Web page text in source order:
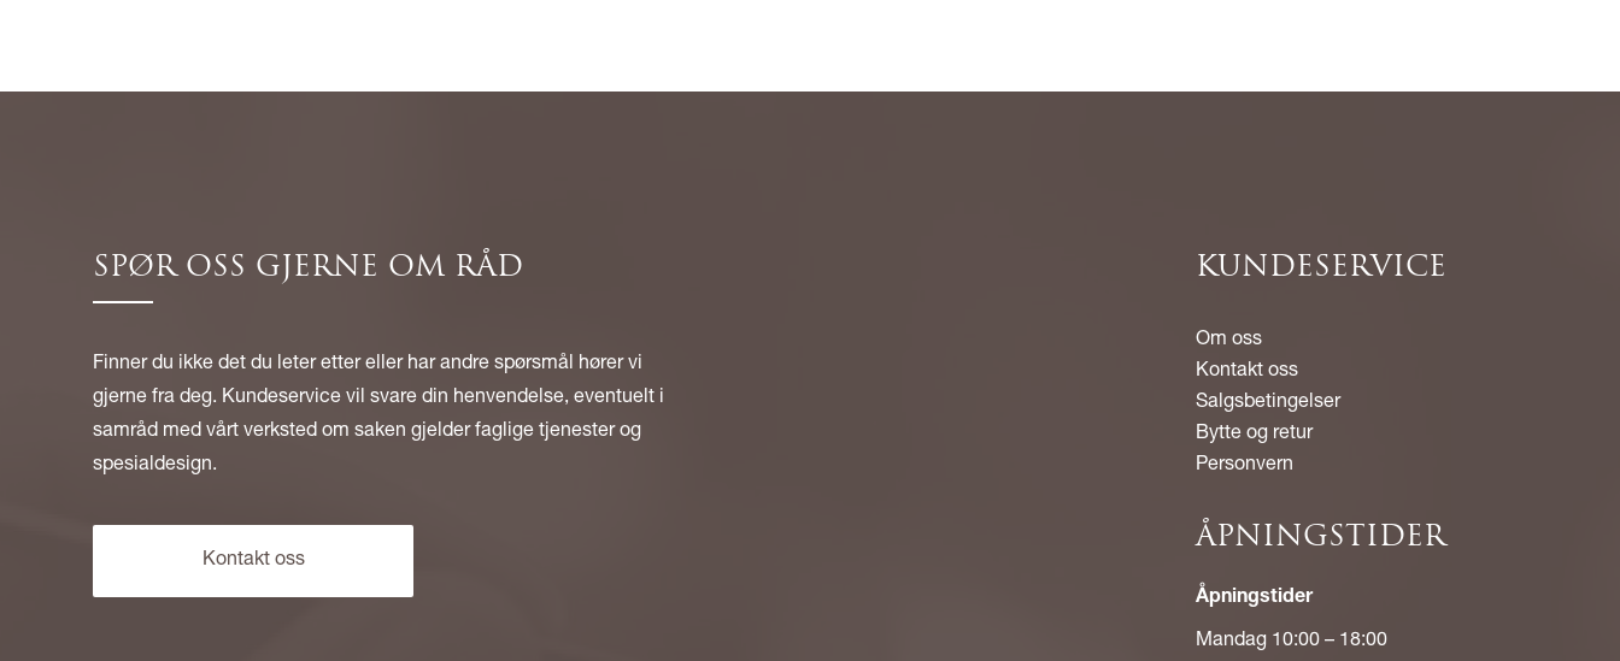
SPØR OSS GJERNE OM RÅD
Finner du ikke det du leter etter eller har andre spørsmål hører vi
gjerne fra deg. Kundeservice vil svare din henvendelse, eventuelt i
samråd med vårt verksted om saken gjelder faglige tjenester og
spesialdesign.
Kontakt oss
KUNDESERVICE
Om oss
Kontakt oss
Salgsbetingelser
Bytte og retur
Personvern
ÅPNINGSTIDER
Åpningstider
Mandag 10:00 – 18:00